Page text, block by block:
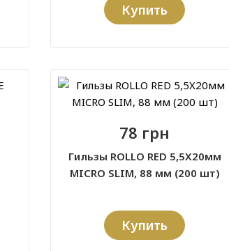
Купить
78 грн
Гильзы ROLLO RED 5,5X20мм
MICRO SLIM, 88 мм (200 шт)
Купить